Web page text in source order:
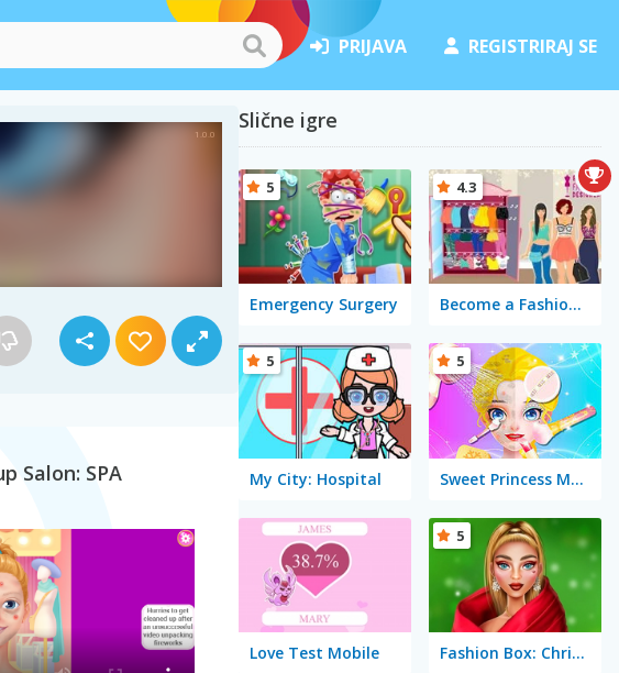
PRIJAVA REGISTRIRAJ SE
Salon: SPA
Slične igre
Emergency Surgery
5
Become a Fashion Designer
4.3
My City: Hospital
5
Sweet Princess Makeup Party
5
Love Test Mobile Fashion Box: Christmas Diva
5